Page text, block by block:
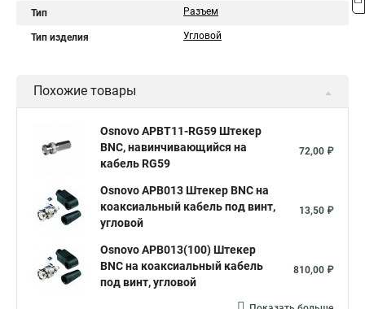
Тип Разъем
Тип изделия Угловой
Похожие товары
Osnovo APBT11-RG59 Штекер
BNC, навинчивающийся на
кабель RG59
72,00 ₽
Osnovo APB013 Штекер BNC на
коаксиальный кабель под винт,
угловой
13,50 ₽
Osnovo APB013(100) Штекер
BNC на коаксиальный кабель
под винт, угловой
810,00 ₽